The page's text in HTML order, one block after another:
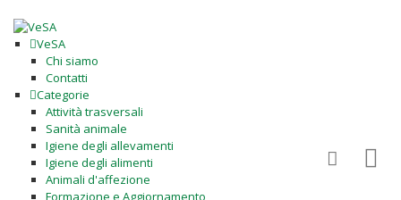
VeSA
Chi siamo
Contatti
Categorie
Attività trasversali
Sanità animale
Igiene degli allevamenti
Igiene degli alimenti
Animali d'affezione
Formazione e Aggiornamento